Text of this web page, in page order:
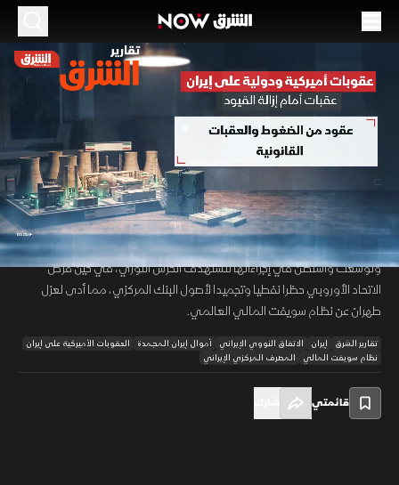
00:12/01:33
عقوبات أميركا وأوروبا تعزل النظام المالي في
إيران
تقارير الشرق
تواجه إيران ملفا معقدا من العقوبات الدولية والأميركية المفروضة عليها
بسبب برنامجها النووي، حيث فرض مجلس الأمن الدولي حظرا على الأسلحة،
وتوسعت واشنطن في إجراءاتها لتستهدف الحرس الثوري، في حين فرض
الاتحاد الأوروبي حظرا نفطيا وتجميدا لأصول البنك المركزي، مما أدى لعزل
طهران عن نظام سويفت المالي العالمي.
تقارير الشرق إيران الاتفاق النووي الإيراني أموال إيران المجمدة
العقوبات الأميركية على إيران
نظام سويفت المالي
المصرف المركزي الإيراني
قائمتي